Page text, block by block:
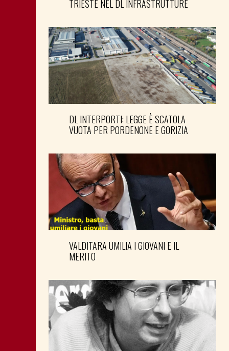
TRIESTE NEL DL INFRASTRUTTURE
DL INTERPORTI: LEGGE È SCATOLA
VUOTA PER PORDENONE E GORIZIA
VALDITARA UMILIA I GIOVANI E IL
MERITO